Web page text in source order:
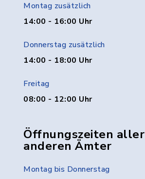
Montag zusätzlich
14:00 - 16:00 Uhr
Donnerstag zusätzlich
14:00 - 18:00 Uhr
Freitag
08:00 - 12:00 Uhr
Öffnungszeiten aller
anderen Ämter
Montag bis Donnerstag